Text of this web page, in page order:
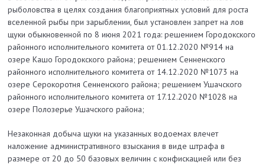
рыболовства в целях создания благоприятных условий для роста
вселенной рыбы при зарыблении, был установлен запрет на лов
щуки обыкновенной по 8 июня 2021 года: решением Городокского
районного исполнительного комитета от 01.12.2020 №914 на
озере Кашо Городокского района; решением Сенненского
районного исполнительного комитета от 14.12.2020 №1073 на
озере Серокоротня Сенненского района; решением Ушачского
районного исполнительного комитета от 17.12.2020 №1028 на
озере Полозерье Ушачского района;
Незаконная добыча щуки на указанных водоемах влечет
наложение административного взыскания в виде штрафа в
размере от 20 до 50 базовых величин с конфискацией или без